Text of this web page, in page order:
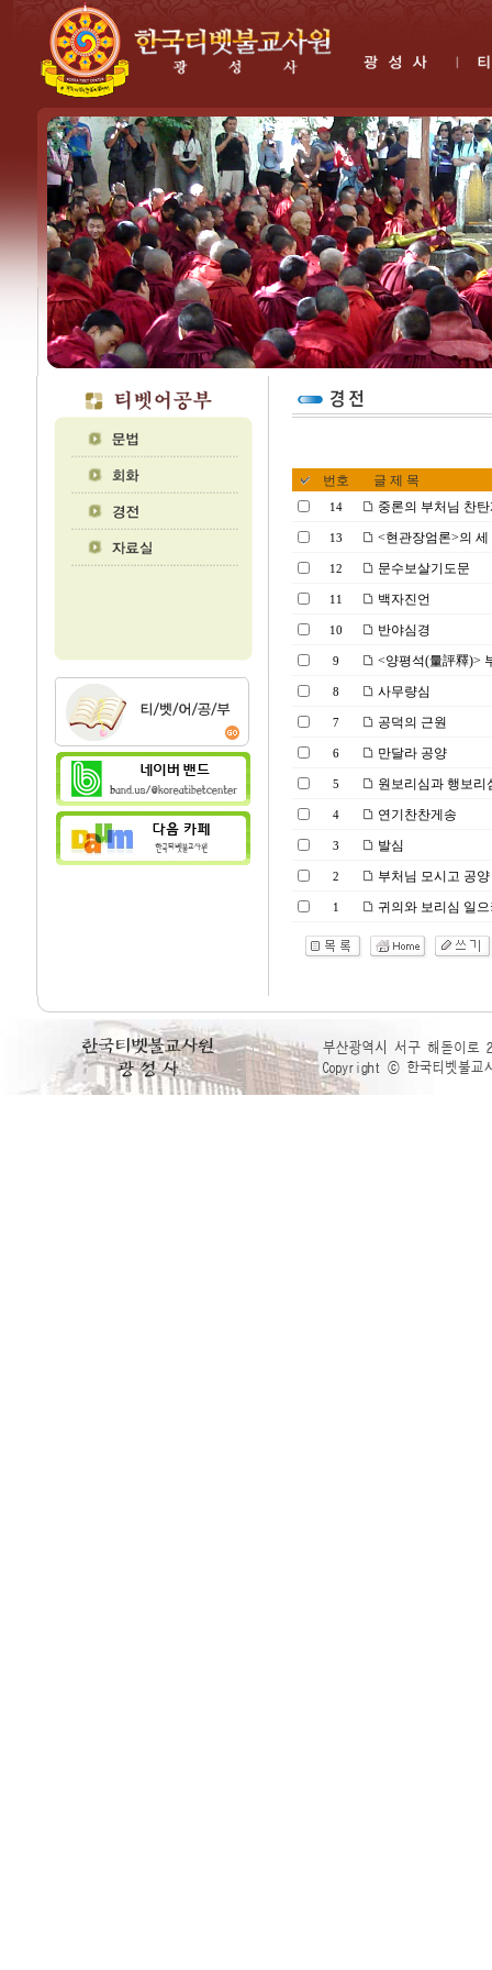
번호 글 제 목
14 중론의 부처님 찬
13 <현관장엄론>의
12 문수보살기도문
11 백자진언
10 반야심경
9 <양평석(量評釋)>
8 사무량심
7 공덕의 근원
6 만달라 공양
5 원보리심과 행보리
4 연기찬찬게송
3 발심
2 부처님 모시고 공
1 귀의와 보리심 일